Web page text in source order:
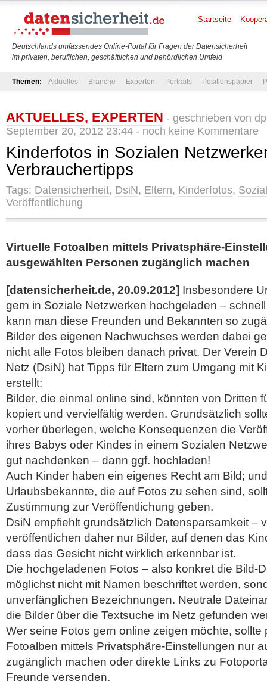
Deutschlands umfassendes Online-Portal für Fragen der Datensicherheit
im privaten, beruflichen, geschäftlichen und behördlichen Umfeld
Startseite
Themen: Aktuelles Branche Experten Portraits Positionspapier
AKTUELLES, EXPERTEN - geschrieben von dp
September 20, 2012 23:44 - noch keine Kommentare
Kinderfotos in Sozialen
Verbrauchertipps
Tags: Datensicherheit, DsiN, Eltern, Kinderfotos,
Veröffentlichung
Virtuelle Fotoalben mittels Privatsphäre-
ausgewählten Personen zugänglich machen
[datensicherheit.de, 20.09.2012] Insbesondere
gern in Soziale Netzwerken hochgeladen –
kann man diese Freunden und Bekannten so
Bilder des eigenen Nachwuchses werden dabei
nicht alle Fotos bleiben danach privat. Der Verein
Netz (DsiN) hat Tipps für Eltern zum Umgang mit
erstellt:
Bilder, die einmal online sind, könnten von Dritten
kopiert und vervielfältig werden. Grundsätzlich
vorher überlegen, welche Konsequenzen die
ihres Babys oder Kindes in einem Sozialen
gut nachdenken – dann ggf. hochladen!
Auch Kinder haben ein eigenes Recht am Bild;
Urlaubsbekannte, die auf Fotos zu sehen sind,
Zustimmung zur Veröffentlichung geben.
DsiN empfiehlt grundsätzlich Datensparsamkeit –
veröffentlichen daher nur Bilder, auf denen das
dass das Gesicht nicht wirklich erkennbar ist.
Die hochgeladenen Fotos – also konkret die Bild-
möglichst nicht mit Namen beschriftet werden,
unverfänglichen Bezeichnungen. Neutrale
die Bilder über die Textsuche im Netz gefunden
Wer seine Fotos gern online zeigen möchte, sollte
Fotoalben mittels Privatsphäre-Einstellungen nur
zugänglich machen oder direkte Links zu
Freunde versenden.